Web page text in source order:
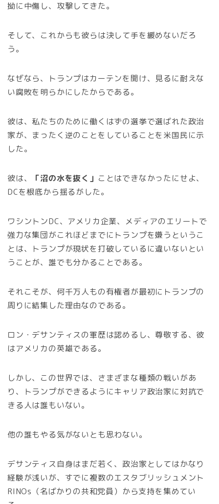
拗に中傷し、攻撃してきた。
そして、これからも彼らは決して手を緩めないだろ
う。
なぜなら、トランプはカーテンを開け、見るに耐えな
い腐敗を明らかにしたからである。
彼は、私たちのために働くはずの選挙で選ばれた政治
家が、まったく逆のことをしていることを米国民に示
した。
彼は、 「沼の水を抜く」 ことはできなかったにせよ、
DCを根底から揺るがした。
ワシントンDC、アメリカ企業、メディアのエリートで
強力な集団がこれほどまでにトランプを嫌うというこ
とは、トランプが現状を打破しているに違いないとい
うことが、誰でも分かることである。
それこそが、何千万人もの有権者が最初にトランプの
周りに結集した理由なのである。
ロン・デサンティスの軍歴は認めるし、尊敬する、彼
はアメリカの英雄である。
しかし、この世界では、さまざまな種類の戦いがあ
り、トランプができるようにキャリア政治家に対抗で
きる人は誰もいない。
他の誰もやる気がないとも思わない。
デサンティス自身はまだ若く、政治家としてはかなり
経験が浅いが、すでに複数のエスタブリッシュメント
RINOs（名ばかりの共和党員）から支持を集めてい